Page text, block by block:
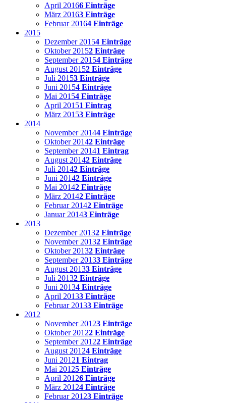
April 20166 Einträge
März 20163 Einträge
Februar 20164 Einträge
2015
Dezember 20154 Einträge
Oktober 20152 Einträge
September 20154 Einträge
August 20152 Einträge
Juli 20153 Einträge
Juni 20154 Einträge
Mai 20154 Einträge
April 20151 Eintrag
März 20153 Einträge
2014
November 20144 Einträge
Oktober 20142 Einträge
September 20141 Eintrag
August 20142 Einträge
Juli 20142 Einträge
Juni 20142 Einträge
Mai 20142 Einträge
März 20142 Einträge
Februar 20142 Einträge
Januar 20143 Einträge
2013
Dezember 20132 Einträge
November 20132 Einträge
Oktober 20132 Einträge
September 20133 Einträge
August 20133 Einträge
Juli 20132 Einträge
Juni 20134 Einträge
April 20133 Einträge
Februar 20133 Einträge
2012
November 20123 Einträge
Oktober 20122 Einträge
September 20122 Einträge
August 20124 Einträge
Juni 20121 Eintrag
Mai 20125 Einträge
April 20126 Einträge
März 20124 Einträge
Februar 20123 Einträge